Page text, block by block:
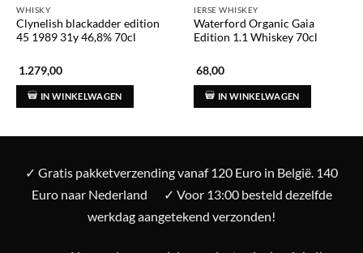
WHISKY
Clynelish blackadder edition
45 1989 31y 46,8% 70cl
1.279,00
IN WINKELWAGEN
IERSE WHISKEY
Waterford Organic Gaia
Edition 1.1 Whiskey 70cl
68,00
IN WINKELWAGEN
✓ Gratis pakketverzending vanaf 120 Euro in België. 140
Euro naar Nederland
✓ Voor 13:00 besteld dezelfde
werkdag aangetekend verzonden!